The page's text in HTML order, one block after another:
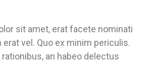
sit amet, erat facete nominati
erat vel. Quo ex minim periculis.
an habeo delectus